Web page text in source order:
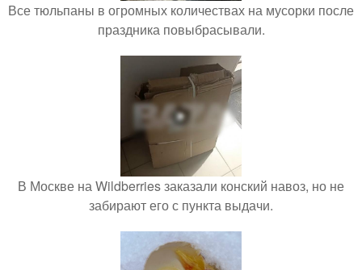
Все тюльпаны в огромных количествах на мусорки после
праздника повыбрасывали.
В Москве на Wildberries заказали конский навоз, но не
забирают его с пункта выдачи.